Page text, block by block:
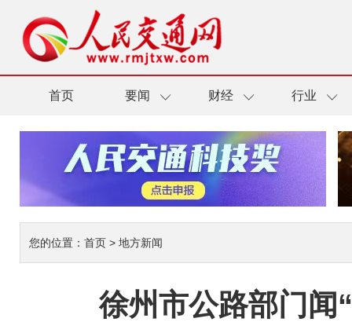
首页 要闻 财经 行业
您的位置： 首页 > 地方新闻
徐州市公路部门闻